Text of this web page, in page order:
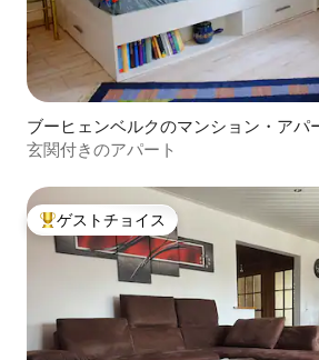
ブーヒェンベルクのマンション・アパ
玄関付きのアパート
大好評のゲストチョイスです。
ゲストチョイス